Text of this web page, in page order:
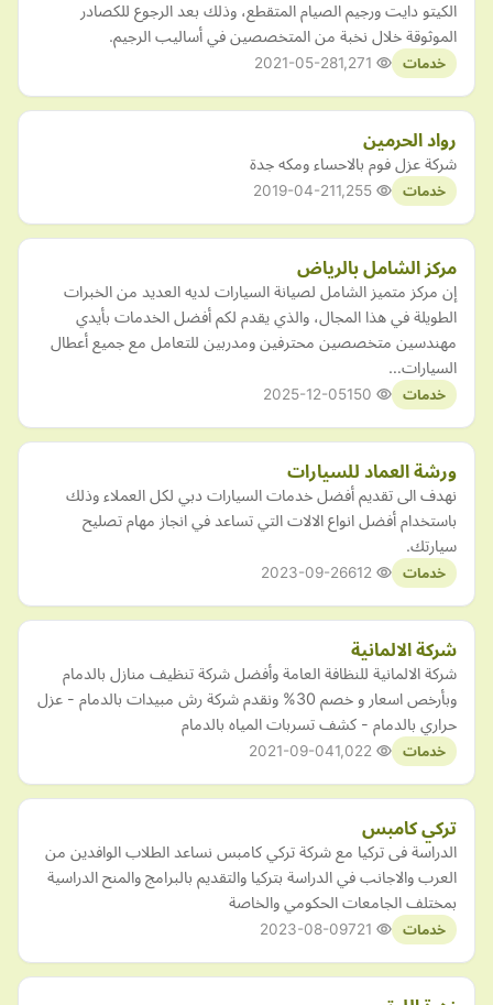
الكيتو دايت ورجيم الصيام المتقطع، وذلك بعد الرجوع للكصادر
الموثوقة خلال نخبة من المتخصصين في أساليب الرجيم.
خدمات 2021-05-28
رواد الحرمين
شركة عزل فوم بالاحساء ومكه جدة
خدمات 2019-04-21
مركز الشامل بالرياض
إن مركز متميز الشامل لصيانة السيارات لديه العديد من الخبرات
الطويلة في هذا المجال، والذي يقدم لكم أفضل الخدمات بأيدي
مهندسين متخصصين محترفين ومدربين للتعامل مع جميع أعطال
السيارات…
خدمات 2025-12-05
ورشة العماد للسيارات
نهدف الى تقديم أفضل خدمات السيارات دبي لكل العملاء وذلك
باستخدام أفضل انواع الالات التي تساعد في انجاز مهام تصليح
سيارتك.
خدمات 2023-09-26
شركة الالمانية
شركة الالمانية للنظافة العامة وأفضل شركة تنظيف منازل بالدمام
وبأرخص اسعار و خصم 30% ونقدم شركة رش مبيدات بالدمام - عزل
حراري بالدمام - كشف تسربات المياه بالدمام
خدمات 2021-09-04
تركي كامبس
الدراسة فى تركيا مع شركة تركي كامبس نساعد الطلاب الوافدين من
العرب والاجانب في الدراسة بتركيا والتقديم بالبرامج والمنح الدراسية
بمختلف الجامعات الحكومي والخاصة
خدمات 2023-08-09